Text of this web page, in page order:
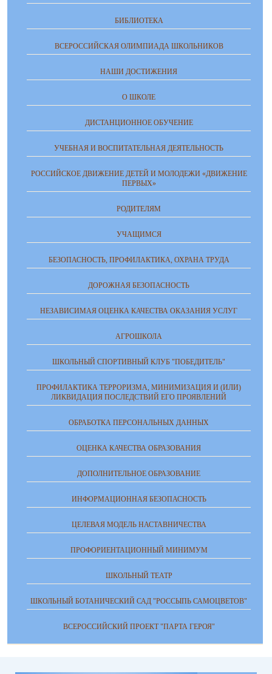
БИБЛИОТЕКА
ВСЕРОССИЙСКАЯ ОЛИМПИАДА ШКОЛЬНИКОВ
НАШИ ДОСТИЖЕНИЯ
О ШКОЛЕ
ДИСТАНЦИОННОЕ ОБУЧЕНИЕ
УЧЕБНАЯ И ВОСПИТАТЕЛЬНАЯ ДЕЯТЕЛЬНОСТЬ
РОССИЙСКОЕ ДВИЖЕНИЕ ДЕТЕЙ И МОЛОДЕЖИ «ДВИЖЕНИЕ
ПЕРВЫХ»
РОДИТЕЛЯМ
УЧАЩИМСЯ
БЕЗОПАСНОСТЬ, ПРОФИЛАКТИКА, ОХРАНА ТРУДА
ДОРОЖНАЯ БЕЗОПАСНОСТЬ
НЕЗАВИСИМАЯ ОЦЕНКА КАЧЕСТВА ОКАЗАНИЯ УСЛУГ
АГРОШКОЛА
ШКОЛЬНЫЙ СПОРТИВНЫЙ КЛУБ "ПОБЕДИТЕЛЬ"
ПРОФИЛАКТИКА ТЕРРОРИЗМА, МИНИМИЗАЦИЯ И (ИЛИ)
ЛИКВИДАЦИЯ ПОСЛЕДСТВИЙ ЕГО ПРОЯВЛЕНИЙ
ОБРАБОТКА ПЕРСОНАЛЬНЫХ ДАННЫХ
ОЦЕНКА КАЧЕСТВА ОБРАЗОВАНИЯ
ДОПОЛНИТЕЛЬНОЕ ОБРАЗОВАНИЕ
ИНФОРМАЦИОННАЯ БЕЗОПАСНОСТЬ
ЦЕЛЕВАЯ МОДЕЛЬ НАСТАВНИЧЕСТВА
ПРОФОРИЕНТАЦИОННЫЙ МИНИМУМ
ШКОЛЬНЫЙ ТЕАТР
ШКОЛЬНЫЙ БОТАНИЧЕСКИЙ САД "РОССЫПЬ САМОЦВЕТОВ"
ВСЕРОССИЙСКИЙ ПРОЕКТ "ПАРТА ГЕРОЯ"